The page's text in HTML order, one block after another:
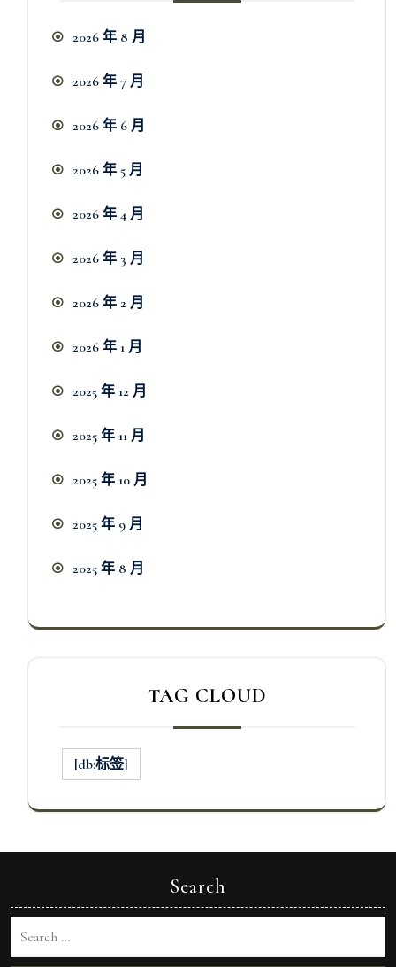
2026 年 8 月
2026 年 7 月
2026 年 6 月
2026 年 5 月
2026 年 4 月
2026 年 3 月
2026 年 2 月
2026 年 1 月
2025 年 12 月
2025 年 11 月
2025 年 10 月
2025 年 9 月
2025 年 8 月
TAG CLOUD
[db:标签]
Search